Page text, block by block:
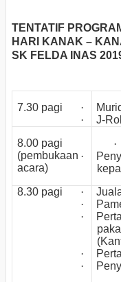
TENTATIF
HARI KANAK –
SK FELDA INAS
7.30 pagi ·
·
J-
8.00 pagi
(pembukaan
acara)
·
·
8.30 pagi
·
·
·
·
·